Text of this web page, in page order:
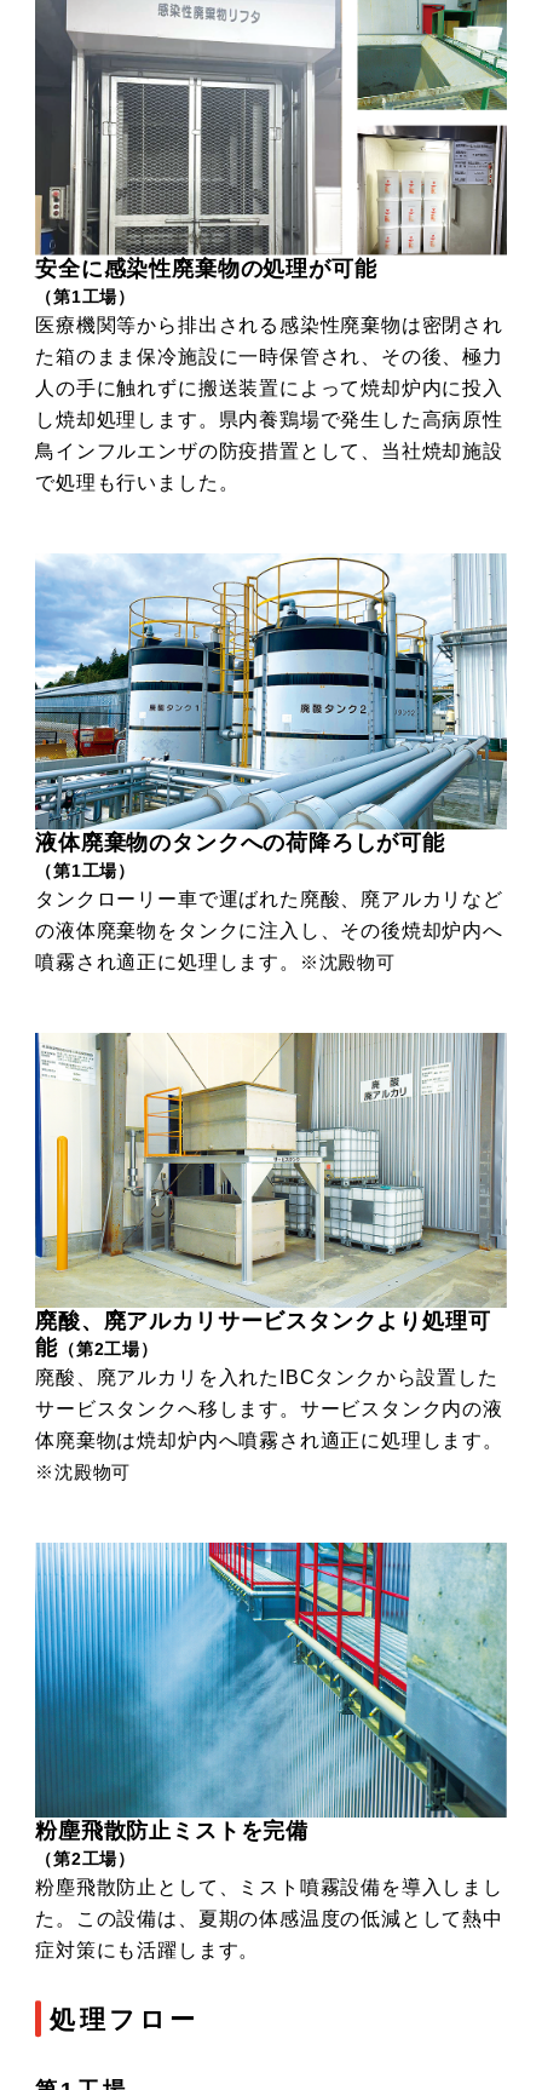
安全に感染性廃棄物の処理が可能
（第1工場）
医療機関等から排出される感染性廃棄物は密閉され
た箱のまま保冷施設に一時保管され、その後、極力
人の手に触れずに搬送装置によって焼却炉内に投入
し焼却処理します。県内養鶏場で発生した高病原性
鳥インフルエンザの防疫措置として、当社焼却施設
で処理も行いました。
液体廃棄物のタンクへの荷降ろしが可能
（第1工場）
タンクローリー車で運ばれた廃酸、廃アルカリなど
の液体廃棄物をタンクに注入し、その後焼却炉内へ
噴霧され適正に処理します。
※沈殿物可
廃酸、廃アルカリサービスタンクより処理可
能（第2工場）
廃酸、廃アルカリを入れたIBCタンクから設置した
サービスタンクへ移します。サービスタンク内の液
体廃棄物は焼却炉内へ噴霧され適正に処理します。
※沈殿物可
粉塵飛散防止ミストを完備
（第2工場）
粉塵飛散防止として、ミスト噴霧設備を導入しまし
た。この設備は、夏期の体感温度の低減として熱中
症対策にも活躍します。
処理フロー